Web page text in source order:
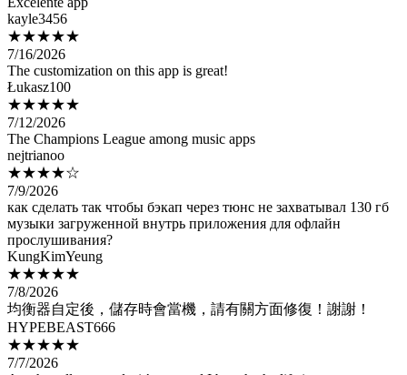
7/16/2026
The customization on this app is great!
Łukasz100
★★★★★
7/12/2026
The Champions League among music apps
nejtrianoo
★★★★☆
7/9/2026
как сделать так чтобы бэкап через тюнс не захватывал 130 гб
музыки загруженной внутрь приложения для офлайн
прослушивания?
KungKimYeung
★★★★★
7/8/2026
均衡器自定後，儲存時會當機，請有關方面修復！謝謝！
HYPEBEAST666
★★★★★
7/7/2026
App has all my needs, it’s so good I bought the lifetime pass
Caeliana